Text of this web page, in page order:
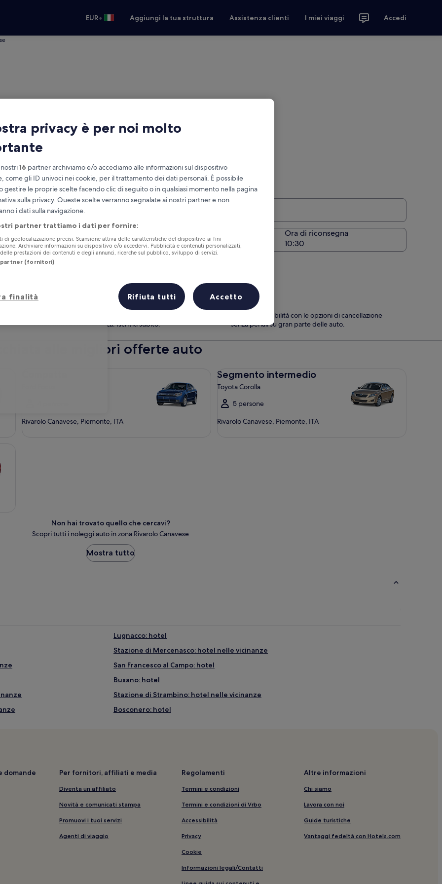
EUR• Aggiungi la tua struttura Assistenza clienti I miei viaggi Accedi
auto economico
in zona Rivarolo Canavese
Stessa località del ritiro
Stessa località del ritiro
Ora di riconsegna
hotel, auto e case vacanza.Iscriviti subito.Apertura
un’altra
finestra
Massima flessibilità con le opzioni di cancellazione
senza penali su gran parte delle auto.
alle migliori offerte auto
Rivarolo Canavese, Piemonte, ITA
Segmento intermedio
Toyota Corolla
5 persone
Rivarolo Canavese, Piemonte, ITA
Non hai trovato quello che cercavi?
Scopri tutti i noleggi auto in zona Rivarolo Canavese
Mostra tutto
Lugnacco: hotel
Stazione di Mercenasco: hotel nelle vicinanze
San Francesco al Campo: hotel
Busano: hotel
Stazione di Strambino: hotel nelle vicinanze
Bosconero: hotel
Montalenghe: hotel
Castellamonte: hotel
Baldissero Canavese: hotel
domande
Per fornitori, affiliati e media
Diventa un affiliato
Novità e comunicati stampa
Promuovi i tuoi servizi
Agenti di viaggio
Regolamenti
Termini e condizioni
Termini e condizioni di Vrbo
Accessibilità
Privacy
Cookie
Informazioni legali/Contatti
Altre informazioni
Chi siamo
Lavora con noi
Guide turistiche
Vantaggi fedeltà con Hotels.com
privacy è per noi molto
16 partner archiviamo e/o accediamo alle informazioni sul dispositivo
come gli ID univoci nei cookie, per il trattamento dei dati personali. È possibile
gestire le proprie scelte facendo clic di seguito o in qualsiasi momento nella pagina
sulla privacy. Queste scelte verranno segnalate ai nostri partner e non
i dati sulla navigazione.
partner trattiamo i dati per fornire:
di geolocalizzazione precisi. Scansione attiva delle caratteristiche del dispositivo ai fini
Archiviare informazioni su dispositivo e/o accedervi. Pubblicità e contenuti personalizzati,
prestazioni dei contenuti e degli annunci, ricerche sul pubblico, sviluppo di servizi.
partner (fornitori)
finalità Rifiuta tutti Accetto